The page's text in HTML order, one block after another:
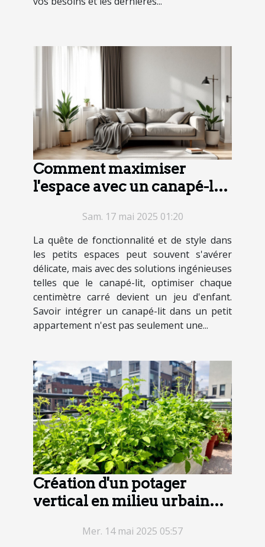
Comment maximiser
l'espace avec un canapé-lit
Sam. 17 mai 2025 01:20
La quête de fonctionnalité et de style dans
les petits espaces peut souvent s'avérer
délicate, mais avec des solutions ingénieuses
telles que le canapé-lit, optimiser chaque
centimètre carré devient un jeu d'enfant.
Savoir intégrer un canapé-lit dans un petit
appartement n'est pas seulement une...
Création d'un potager
vertical en milieu urbain
conseils d'entretien
Mer. 14 mai 2025 05:57